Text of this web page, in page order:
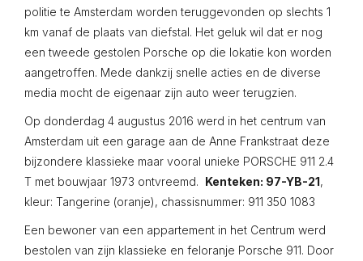
politie te Amsterdam worden teruggevonden op slechts 1
km vanaf de plaats van diefstal. Het geluk wil dat er nog
een tweede gestolen Porsche op die lokatie kon worden
aangetroffen. Mede dankzij snelle acties en de diverse
media mocht de eigenaar zijn auto weer terugzien.
Op donderdag 4 augustus 2016 werd in het centrum van
Amsterdam uit een garage aan de Anne Frankstraat deze
bijzondere klassieke maar vooral unieke PORSCHE 911 2.4
T met bouwjaar 1973 ontvreemd. Kenteken: 97-YB-21,
kleur: Tangerine (oranje), chassisnummer: 911 350 1083
Een bewoner van een appartement in het Centrum werd
bestolen van zijn klassieke en feloranje Porsche 911. Door